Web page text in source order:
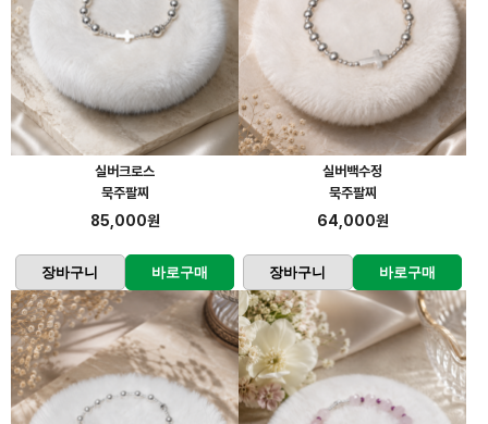
실버크로스
묵주팔찌
85,000원
장바구니 바로구매
실버백수정
묵주팔찌
64,000원
장바구니 바로구매